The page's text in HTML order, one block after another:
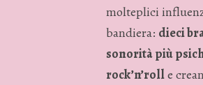
molteplici
bandiera: dieci
sonorità più
rock’n’rolle